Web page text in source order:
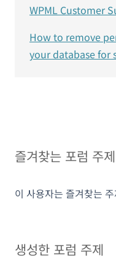
즐겨찾는 포럼 주제
이 사용자는 즐겨찾는
생성한 포럼 주제
WPML Customer
How to remove
your database for